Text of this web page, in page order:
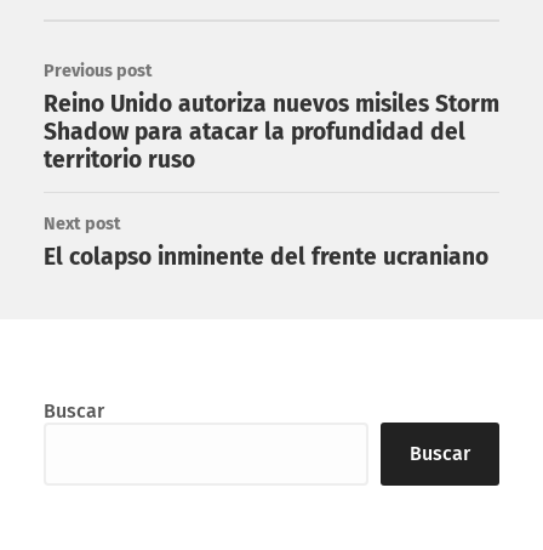
Previous post
Reino Unido autoriza nuevos misiles Storm
Shadow para atacar la profundidad del
territorio ruso
Next post
El colapso inminente del frente ucraniano
Buscar
Buscar